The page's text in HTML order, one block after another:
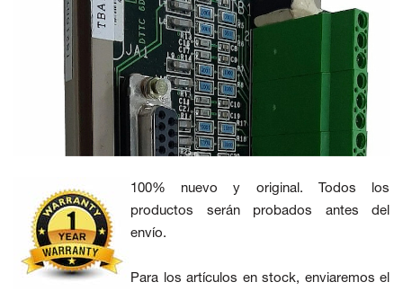
100% nuevo y original. Todos los
productos serán probados antes del
envío.
Para los artículos en stock, enviaremos el